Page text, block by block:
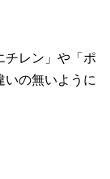
チレン」や「ポ
いの無いように